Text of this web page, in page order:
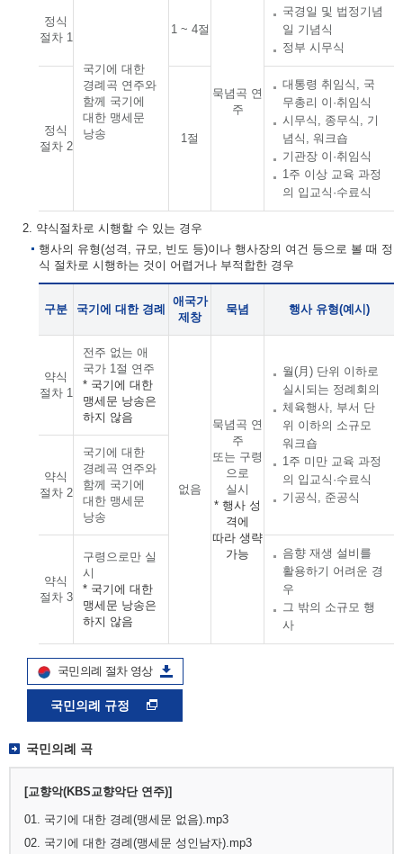
정식
절차 1
국기에 대한
경례곡 연주와
함께 국기에
대한 맹세문
낭송
1 ~ 4절
묵념곡 연
주
국경일 및 법정기념
일 기념식
정부 시무식
정식
절차 2
1절
대통령 취임식, 국
무총리 이·취임식
시무식, 종무식, 기
념식, 워크숍
기관장 이·취임식
1주 이상 교육 과정
의 입교식·수료식
2. 약식절차로 시행할 수 있는 경우
행사의 유형(성격, 규모, 빈도 등)이나 행사장의 여건 등으로 볼 때 정
식 절차로 시행하는 것이 어렵거나 부적합한 경우
구분 국기에 대한 경례
애국가
제창
묵념 행사 유형(예시)
약식
절차 1
전주 없는 애
국가 1절 연주
* 국기에 대한
맹세문 낭송은
하지 않음
없음
묵념곡 연
주
또는 구령
으로
실시
* 행사 성
격에
따라 생략
가능
월(月) 단위 이하로
실시되는 정례회의
체육행사, 부서 단
위 이하의 소규모
워크숍
1주 미만 교육 과정
의 입교식·수료식
기공식, 준공식
약식
절차 2
국기에 대한
경례곡 연주와
함께 국기에
대한 맹세문
낭송
약식
절차 3
구령으로만 실
시
* 국기에 대한
맹세문 낭송은
하지 않음
음향 재생 설비를
활용하기 어려운 경
우
그 밖의 소규모 행
사
국민의례 절차 영상
국민의례 규정
국민의례 곡
[교향악(KBS교향악단 연주)]
01. 국기에 대한 경례(맹세문 없음).mp3
02. 국기에 대한 경례(맹세문 성인남자).mp3